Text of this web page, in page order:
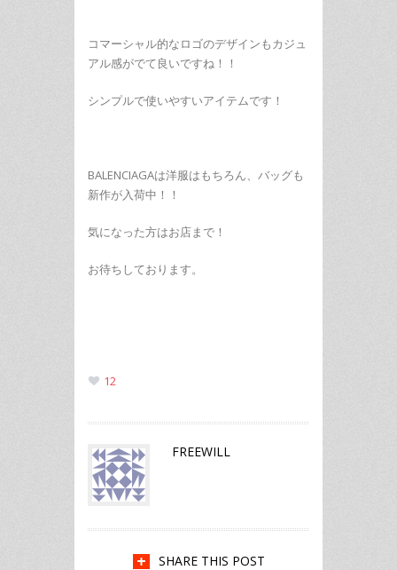
コマーシャル的なロゴのデザインもカジュ
アル感がでて良いですね！！
シンプルで使いやすいアイテムです！
BALENCIAGAは洋服はもちろん、バッグも
新作が入荷中！！
気になった方はお店まで！
お待ちしております。
12
FREEWILL
SHARE THIS POST